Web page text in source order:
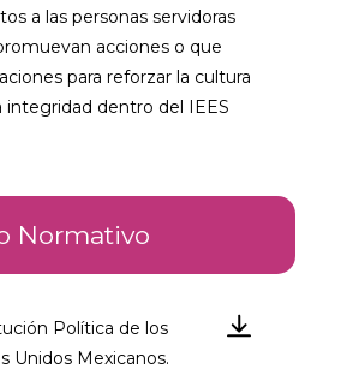
a las personas servidoras
acciones o que
para reforzar la cultura
integridad dentro del IEES
Normativo
Política de los
Unidos Mexicanos.